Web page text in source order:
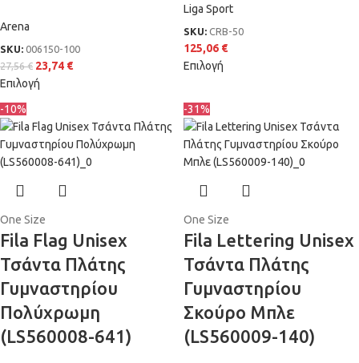
Arena
SKU: 006150-100
27,56€ 23,74 €
Επιλογή
Liga Sport
SKU: CRB-50
125,06 €
Επιλογή
-10%
One Size
Fila Flag Unisex
Τσάντα Πλάτης
Γυμναστηρίου
Πολύχρωμη
(LS560008-641)
-31%
One Size
Fila Lettering Unisex
Τσάντα Πλάτης
Γυμναστηρίου
Σκούρο Μπλε
(LS560009-140)